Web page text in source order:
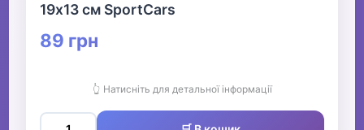
19х13 см SportCars
89 грн
👆 Натисніть для детальної інформації